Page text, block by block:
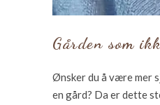
Gården som
Ønsker du å være mer
en gård? Da er dette